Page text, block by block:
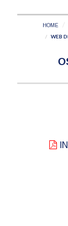
HOME
WEB